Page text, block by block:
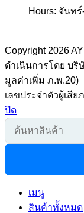
Hours: จันทร์
Copyright 2026
ดำเนินการโดย บริ
มูลค่าเพิ่ม ภ.พ.20)
เลขประจำตัวผู้เสีย
ปิด
เมนู
สินค้าทั้งหมด